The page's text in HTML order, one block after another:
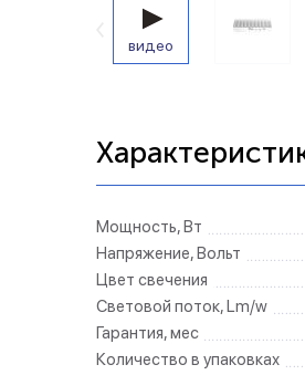
видео
Мощность, Вт
Напряжение, Вольт
Цвет свечения
Световой поток, Lm/w
Гарантия, мес
Количество в упаковках